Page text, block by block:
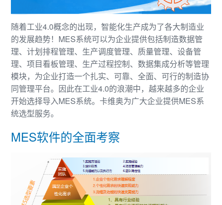
随着工业4.0概念的出现，智能化生产成为了各大制造业
的发展趋势！MES系统可以为企业提供包括制造数据管
理、计划排程管理、生产调度管理、质量管理、设备管
理、项目看板管理、生产过程控制、数据集成分析等管理
模块，为企业打造一个扎实、可靠、全面、可行的制造协
同管理平台。因此在工业4.0的浪潮中，越来越多的企业
开始选择导入MES系统。卡维奥为广大企业提供MES系
统选型服务。
MES软件的全面考察